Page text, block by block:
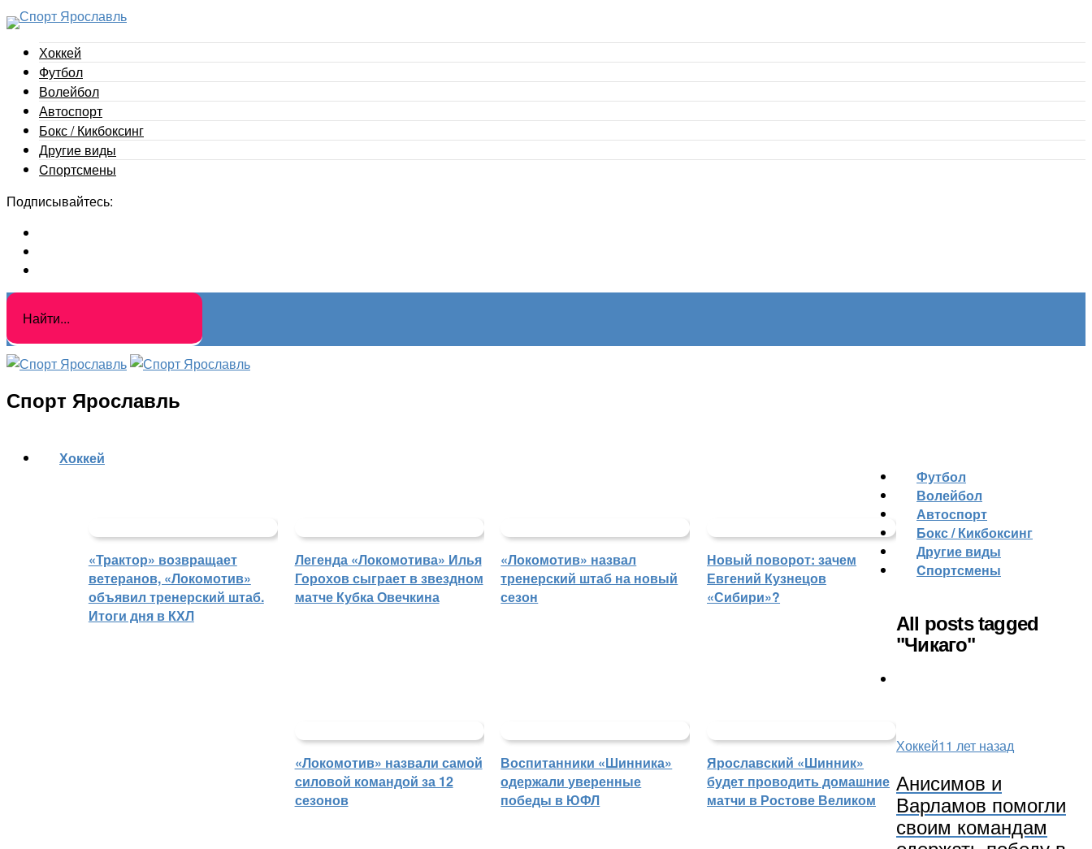
Хоккей
Футбол
Волейбол
Автоспорт
Бокс / Кикбоксинг
Другие виды
Cпортсмены
Подписывайтесь:
Спорт Ярославль
Хоккей
«Трактор» возвращает
ветеранов, «Локомотив»
объявил тренерский штаб.
Итоги дня в КХЛ
Легенда «Локомотива» Илья
Горохов сыграет в звездном
матче Кубка Овечкина
«Локомотив» назвал
тренерский штаб на новый
сезон
Новый поворот: зачем
Евгений Кузнецов
«Сибири»?
«Локомотив» назвали самой
силовой командой за 12
сезонов
Футбол
Воспитанники «Шинника»
одержали уверенные
победы в ЮФЛ
Ярославский «Шинник»
будет проводить домашние
матчи в Ростове Великом
Волейбол
Автоспорт
Бокс / Кикбоксинг
Другие виды
Cпортсмены
All posts tagged
"Чикаго"
Хоккей11 лет назад
Анисимов и
Варламов помогли
своим командам